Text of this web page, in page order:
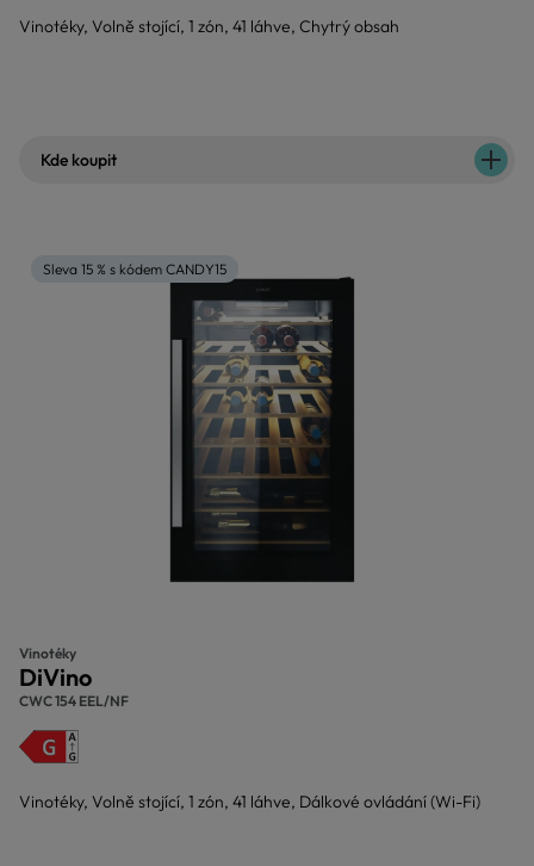
Vinotéky, Volně stojící, 1 zón, 41 láhve, Chytrý obsah
Kde koupit
Sleva 15 % s kódem CANDY15
Vinotéky
DiVino
CWC 154 EEL/NF
Vinotéky, Volně stojící, 1 zón, 41 láhve, Dálkové ovládání (Wi-Fi)